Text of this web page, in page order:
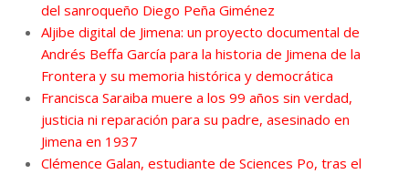
del sanroqueño Diego Peña Giménez
Aljibe digital de Jimena: un proyecto documental de
Andrés Beffa García para la historia de Jimena de la
Frontera y su memoria histórica y democrática
Francisca Saraiba muere a los 99 años sin verdad,
justicia ni reparación para su padre, asesinado en
Jimena en 1937
Clémence Galan, estudiante de Sciences Po, tras el